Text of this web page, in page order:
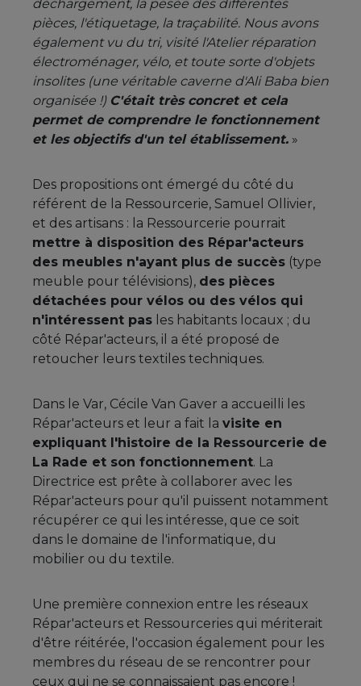
déchargement, la pesée des différentes
pièces, l'étiquetage, la traçabilité. Nous avons
également vu du tri, visité l'Atelier réparation
électroménager, vélo, et toute sorte d'objets
insolites (une véritable caverne d'Ali Baba bien
organisée !) C'était très concret et cela
permet de comprendre le fonctionnement
et les objectifs d'un tel établissement. »
Des propositions ont émergé du côté du
référent de la Ressourcerie, Samuel Ollivier,
et des artisans : la Ressourcerie pourrait
mettre à disposition des Répar'acteurs
des meubles n'ayant plus de succès (type
meuble pour télévisions), des pièces
détachées pour vélos ou des vélos qui
n'intéressent pas les habitants locaux ; du
côté Répar'acteurs, il a été proposé de
retoucher leurs textiles techniques.
Dans le Var, Cécile Van Gaver a accueilli les
Répar'acteurs et leur a fait la visite en
expliquant l'histoire de la Ressourcerie de
La Rade et son fonctionnement. La
Directrice est prête à collaborer avec les
Répar'acteurs pour qu'il puissent notamment
récupérer ce qui les intéresse, que ce soit
dans le domaine de l'informatique, du
mobilier ou du textile.
Une première connexion entre les réseaux
Répar'acteurs et Ressourceries qui mériterait
d'être réitérée, l'occasion également pour les
membres du réseau de se rencontrer pour
ceux qui ne se connaissaient pas encore !